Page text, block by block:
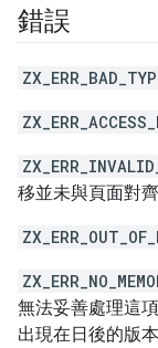
錯誤
移並未與頁面對
無法妥善處理這
出現在日後的版本